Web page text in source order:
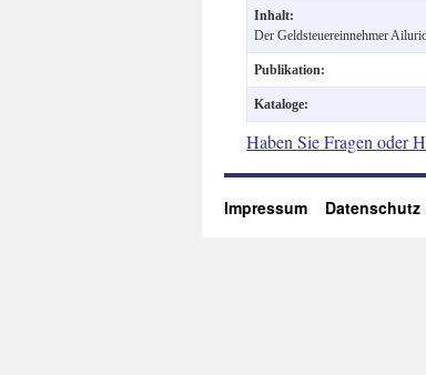
Inhalt:
Der Geldsteuereinnehmer
Publikation:
Kataloge:
Haben Sie Fragen oder
Impressum Datenschutz